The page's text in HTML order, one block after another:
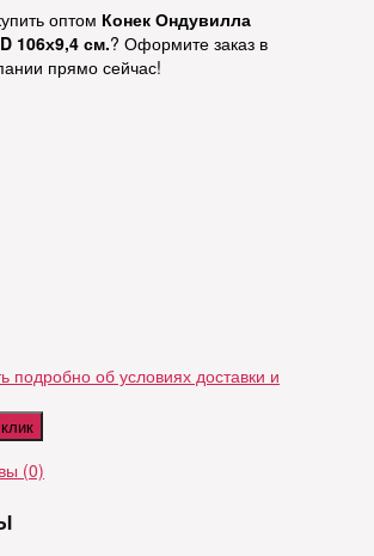
оптом Конек Ондувилла
106х9,4 см.? Оформите заказ в
прямо сейчас!
подробно об условиях доставки и
(0)